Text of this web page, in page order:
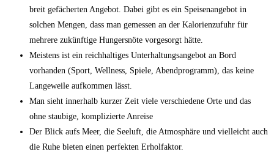
breit gefächerten Angebot. Dabei gibt es ein Speisenangebot in
solchen Mengen, dass man gemessen an der Kalorienzufuhr für
mehrere zukünftige Hungersnöte vorgesorgt hätte.
Meistens ist ein reichhaltiges Unterhaltungsangebot an Bord
vorhanden (Sport, Wellness, Spiele, Abendprogramm), das keine
Langeweile aufkommen lässt.
Man sieht innerhalb kurzer Zeit viele verschiedene Orte und das
ohne staubige, komplizierte Anreise
Der Blick aufs Meer, die Seeluft, die Atmosphäre und vielleicht auch
die Ruhe bieten einen perfekten Erholfaktor.